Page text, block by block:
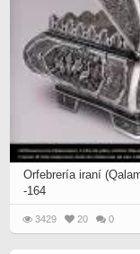
Orfebrería iraní
-164
3429 20 0